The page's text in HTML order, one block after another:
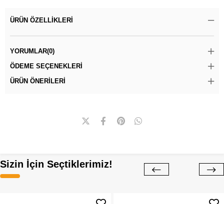
ÜRÜN ÖZELLIKLERI
YORUMLAR(0)
ÖDEME SEÇENEKLERI
ÜRÜN ÖNERILERI
Sizin İçin Seçtiklerimiz!